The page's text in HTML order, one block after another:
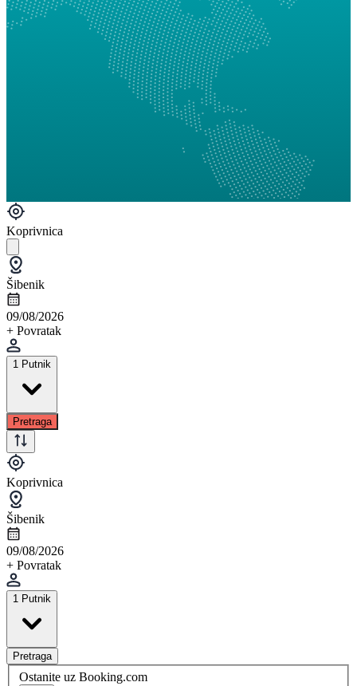
Koprivnica
Šibenik
09/08/2026
+ Povratak
1 Putnik
Pretraga
Koprivnica
Šibenik
09/08/2026
+ Povratak
1 Putnik
Pretraga
Ostanite uz Booking.com